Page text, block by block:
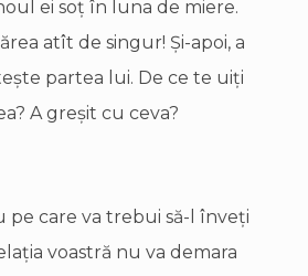
ei soţ în luna de miere.
atît de singur! Şi-apoi, a
partea lui. De ce te uiţi
A greşit cu ceva?
pe care va trebui să-l înveţi
voastră nu va demara